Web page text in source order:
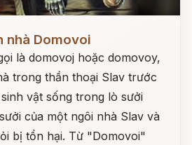
nhà Domovoi
là domovoj hoặc domovoy,
trong thần thoại Slav trước
vật sống trong lò sưởi
của một ngôi nhà Slav và
bị tổn hại. Từ "Domovoi"